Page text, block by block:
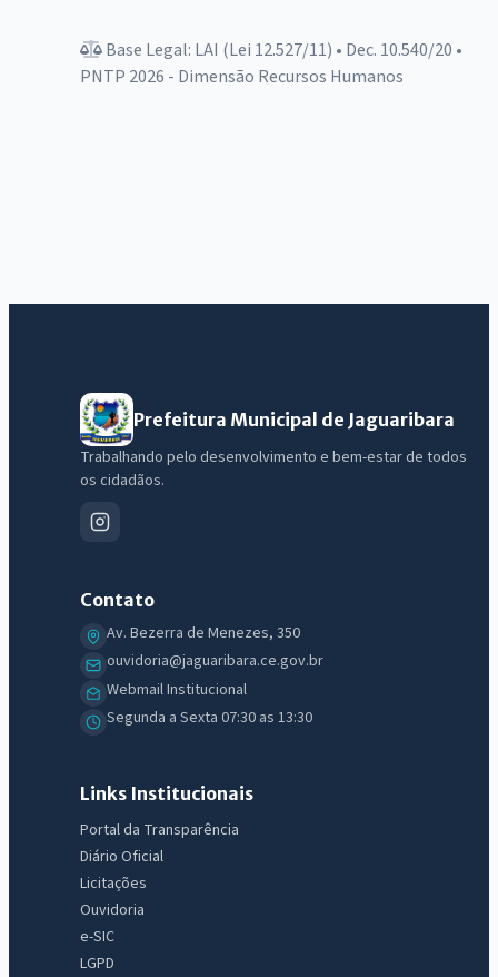
Base Legal: LAI (Lei 12.527/11) • Dec. 10.540/20 •
PNTP 2026 - Dimensão Recursos Humanos
Prefeitura Municipal de Jaguaribara
Trabalhando pelo desenvolvimento e bem-estar de todos
os cidadãos.
Contato
Av. Bezerra de Menezes, 350
ouvidoria@jaguaribara.ce.gov.br
Webmail Institucional
Segunda a Sexta 07:30 as 13:30
Links Institucionais
Portal da Transparência
Diário Oficial
Licitações
Ouvidoria
e-SIC
LGPD